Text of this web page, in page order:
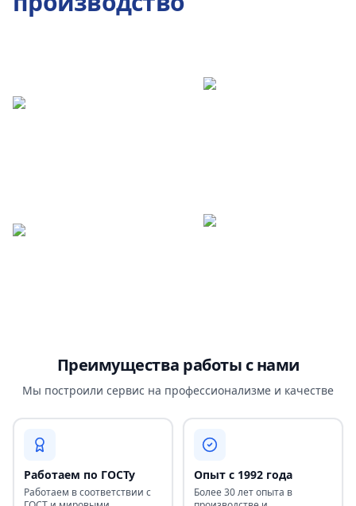
Преимущества работы с нами
Мы построили сервис на профессионализме и качестве
Работаем по ГОСТу
Работаем в соответствии с
Опыт с 1992 года
Более 30 лет опыта в